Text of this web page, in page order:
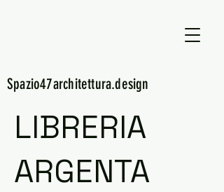
Spazio47architettura.design
LIBRERIA
ARGENTA